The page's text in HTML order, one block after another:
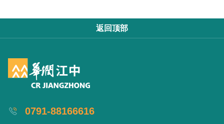
返回顶部
0791-88166616